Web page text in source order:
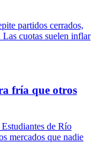
partidos cerrados,
cuotas suelen inflar
fría que otros
de Río
mercados que nadie